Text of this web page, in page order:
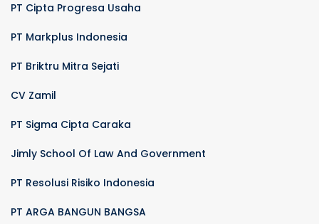
PT Cipta Progresa Usaha
PT Markplus Indonesia
PT Briktru Mitra Sejati
CV Zamil
PT Sigma Cipta Caraka
Jimly School Of Law And Government
PT Resolusi Risiko Indonesia
PT ARGA BANGUN BANGSA